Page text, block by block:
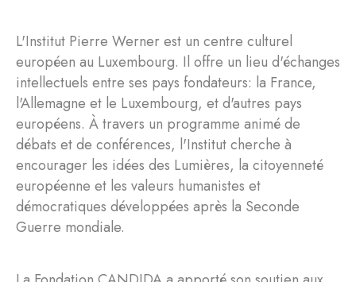
L'Institut Pierre Werner est un centre culturel
européen au Luxembourg. Il offre un lieu d'échanges
intellectuels entre ses pays fondateurs: la France,
l'Allemagne et le Luxembourg, et d'autres pays
européens. À travers un programme animé de
débats et de conférences, l'Institut cherche à
encourager les idées des Lumières, la citoyenneté
européenne et les valeurs humanistes et
démocratiques développées après la Seconde
Guerre mondiale.